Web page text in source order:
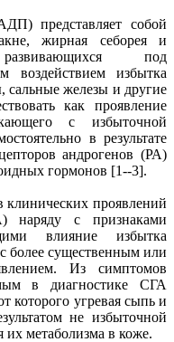
представляет собой
жирная себорея и
под
воздействием избытка
сальные железы и другие
как проявление
с избыточной
в результате
андрогенов (РА)
гормонов [1--3].
проявлений
наряду с признаками
влияние избытка
более существенным или
Из симптомов
в диагностике СГА
которого угревая сыпь и
не избыточной
их метаболизма в коже.